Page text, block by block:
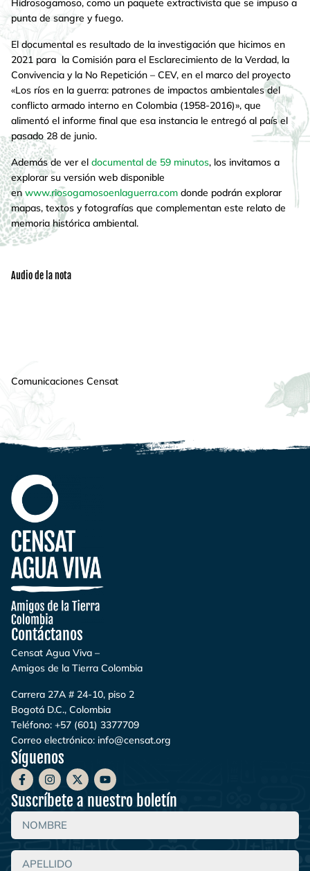
Hidrosogamoso, como un paquete extractivista que se impuso a
punta de sangre y fuego.
El documental es resultado de la investigación que hicimos en
2021 para la Comisión para el Esclarecimiento de la Verdad, la
Convivencia y la No Repetición – CEV, en el marco del proyecto
«Los ríos en la guerra: patrones de impactos ambientales del
conflicto armado interno en Colombia (1958-2016)», que
alimentó el informe final que esa instancia le entregó al país el
pasado 28 de junio.
Además de ver el documental de 59 minutos, los invitamos a
explorar su versión web disponible
en www.riosogamosoenlaguerra.com donde podrán explorar
mapas, textos y fotografías que complementan este relato de
memoria histórica ambiental.
Audio de la nota
Comunicaciones Censat
Contáctanos
Censat Agua Viva –
Amigos de la Tierra Colombia
Carrera 27A # 24-10, piso 2
Bogotá D.C., Colombia
Teléfono: +57 (601) 3377709
Correo electrónico: info@censat.org
Síguenos
Suscríbete a nuestro boletín